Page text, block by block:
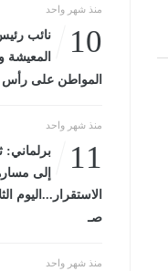
منذ شهر واحد
10
نائب
المعيشة
المواطن على رأس
منذ شهر واحد
11
إلى
صـ
منذ شهر واحد